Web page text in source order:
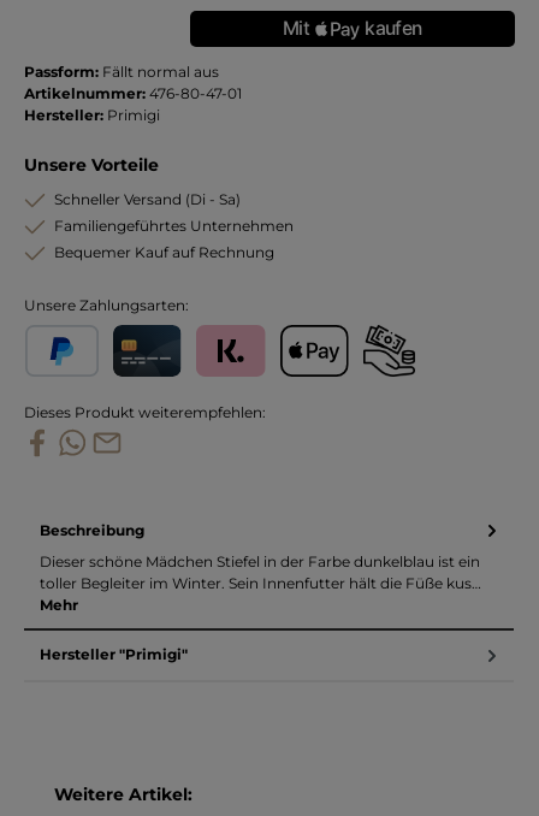
Passform: Fällt normal aus
Artikelnummer: 476-80-47-01
Hersteller: Primigi
Unsere Vorteile
Schneller Versand (Di - Sa)
Familiengeführtes Unternehmen
Bequemer Kauf auf Rechnung
Unsere Zahlungsarten:
Dieses Produkt weiterempfehlen:
Beschreibung
Dieser schöne Mädchen Stiefel in der Farbe dunkelblau ist ein
toller Begleiter im Winter. Sein Innenfutter hält die Füße kus…
Mehr
Hersteller "Primigi"
Produktgalerie überspringen
Weitere Artikel: